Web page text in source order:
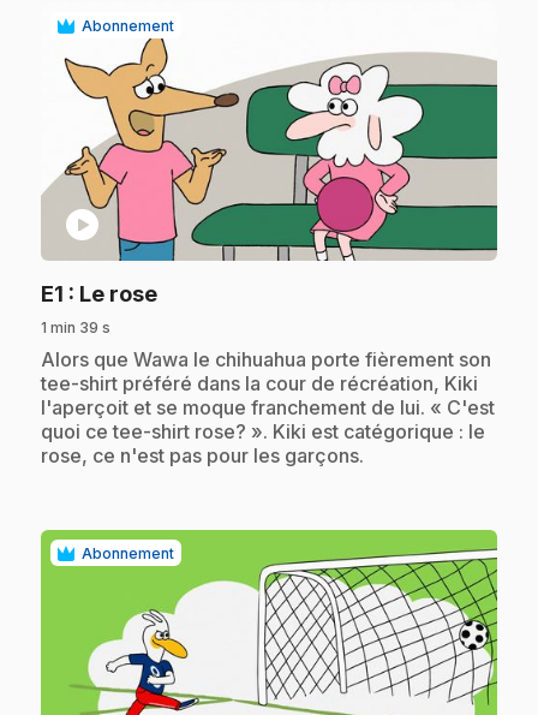
Abonnement
play_circle
E1 : Le rose.
1 min 39 s
.Alors que Wawa le chihuahua porte fièrement son
tee-shirt préféré dans la cour de récréation, Kiki
l'aperçoit et se moque franchement de lui. « C'est
quoi ce tee-shirt rose? ». Kiki est catégorique : le
rose, ce n'est pas pour les garçons.
Abonnement